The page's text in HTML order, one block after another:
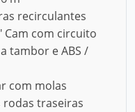
recirculantes
Cam com circuito
tambor e ABS /
com molas
rodas traseiras